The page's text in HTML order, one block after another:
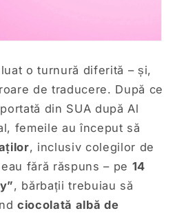
o turnură diferită – și,
de traducere. După ce
din SUA după Al
femeile au început să
, inclusiv colegilor de
fără răspuns – pe 14
, bărbații trebuiau să
ciocolată albă de